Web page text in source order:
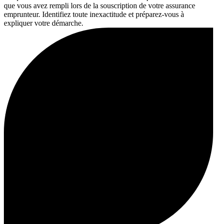
que vous avez rempli lors de la souscription de votre assurance
emprunteur. Identifiez toute inexactitude et préparez-vous à
expliquer votre démarche.